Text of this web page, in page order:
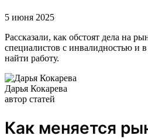
5 июня 2025
Рассказали, как обстоят дела на
специалистов с инвалидностью и в
найти работу.
Дарья Кокарева
автор статей
Как меняется